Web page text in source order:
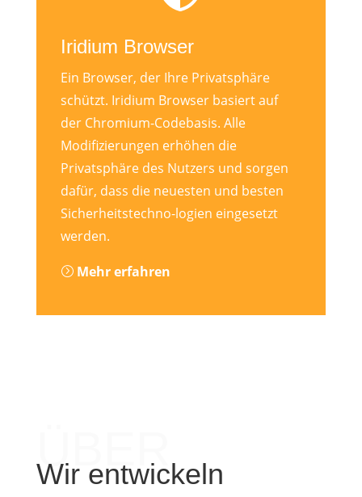
Iridium Browser
Ein Browser, der Ihre Privatsphäre
schützt. Iridium Browser basiert auf
der Chromium-Codebasis. Alle
Modifizierungen erhöhen die
Privatsphäre des Nutzers und sorgen
dafür, dass die neuesten und besten
Sicherheitstechno-logien eingesetzt
werden.
=Mehr erfahren
ÜBER
Wir entwickeln